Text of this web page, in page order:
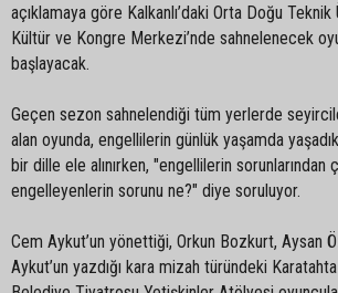
açıklamaya göre Kalkanlı’daki Orta Doğu
Kültür ve Kongre Merkezi’nde sahnelenecek
başlayacak.
Geçen sezon sahnelendiği tüm yerlerde
alan oyunda, engellilerin günlük yaşamda
bir dille ele alınırken, "engellilerin sorunlarından
engelleyenlerin sorunu ne?" diye soruluyor.
Cem Aykut’un yönettiği, Orkun Bozkurt, Aysan
Aykut’un yazdığı kara mizah türündeki